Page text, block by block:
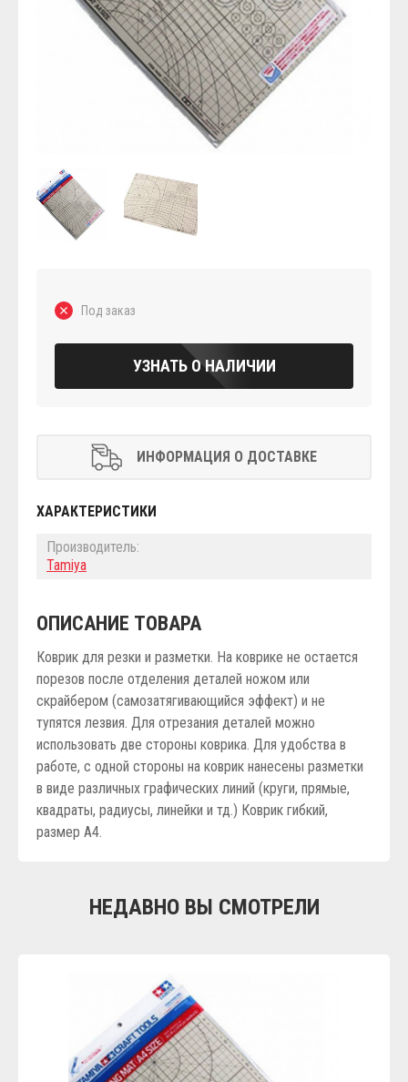
Под заказ
УЗНАТЬ О НАЛИЧИИ
ИНФОРМАЦИЯ О ДОСТАВКЕ
ХАРАКТЕРИСТИКИ
Производитель:
Tamiya
ОПИСАНИЕ ТОВАРА
Коврик для резки и разметки. На коврике не остается
порезов после отделения деталей ножом или
скрайбером (самозатягивающийся эффект) и не
тупятся лезвия. Для отрезания деталей можно
использовать две стороны коврика. Для удобства в
работе, с одной стороны на коврик нанесены разметки
в виде различных графических линий (круги, прямые,
квадраты, радиусы, линейки и тд.) Коврик гибкий,
размер А4.
НЕДАВНО ВЫ СМОТРЕЛИ